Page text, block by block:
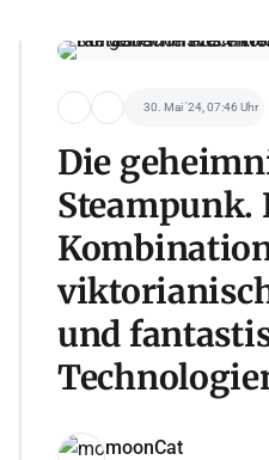
30. Mai '24, 07:46 Uhr
Die
Steampunk.
und
moonCat